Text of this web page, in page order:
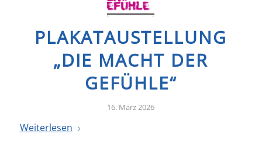
PLAKATAUSTELLUNG
„DIE MACHT DER
GEFÜHLE“
16. März 2026
Weiterlesen